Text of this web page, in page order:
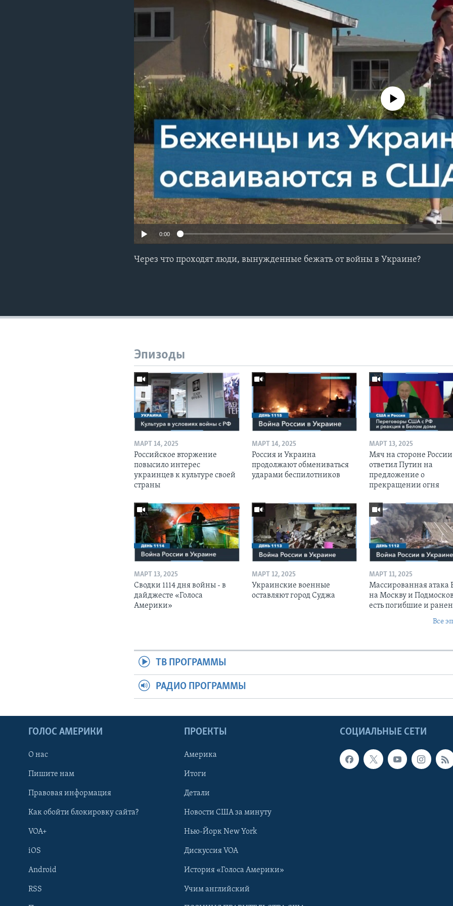
No media source currently
0:00
Через что проходят люди, вынужденные бежать от войны в Украине?
Эпизоды
МАРТ 14, 2025
Российское вторжение
повысило интерес
украинцев к культуре своей
страны
МАРТ 14, 2025
Россия и Украина
продолжают обмениваться
ударами беспилотников
МАРТ 13, 2025
Мяч на стороне
ответил Путин на
предложение о
прекращении огня
МАРТ 13, 2025
Сводки 1114 дня войны - в
дайджесте «Голоса
Америки»
МАРТ 12, 2025
Украинские военные
оставляют город Суджа
МАРТ 11, 2025
Массированная атака
на Москву и
есть погибшие и
Все
ТВ ПРОГРАММЫ
РАДИО ПРОГРАММЫ
СОЦИАЛЬНЫЕ СЕТИ
ГОЛОС АМЕРИКИ
О нас
Пишите нам
Правовая информация
Как обойти блокировку сайта?
VOA+
iOS
Android
RSS
ПРОЕКТЫ
Америка
Итоги
Детали
Новости США за минуту
Нью-Йорк New York
Дискуссия VOA
История «Голоса Америки»
Учим английский